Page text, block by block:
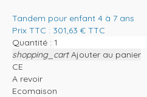
Tandem pour enfant 4 à 7 ans
Prix TTC : 301,63 € TTC
Quantité :
shopping_cart Ajouter au panier
CE
A revoir
Ecomaison